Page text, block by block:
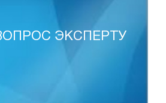
ЭКСПЕРТУ